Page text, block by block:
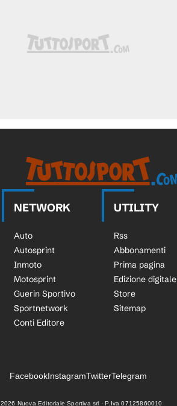
NETWORK
Auto
Autosprint
Inmoto
Motosprint
Guerin Sportivo
Sportnetwork
Conti Editore
UTILITY
Rss
Abbonamenti
Prima pagina
Edizione digitale
Store
Sitemap
FacebookInstagramTwitterTelegram
2026 Nuova Editoriale Sportiva srl · P.Iva 07125860010